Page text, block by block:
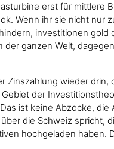
erst für mittlere
Wenn ihr sie nicht nur
investitionen
ganzen Welt,
Zinszahlung wieder
der
ist keine Abzocke,
die Schweiz spricht,
hochgeladen haben.